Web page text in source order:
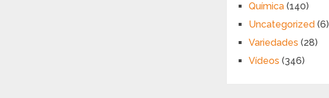
Química (140)
Uncategorized (6)
Variedades (28)
Vídeos (346)